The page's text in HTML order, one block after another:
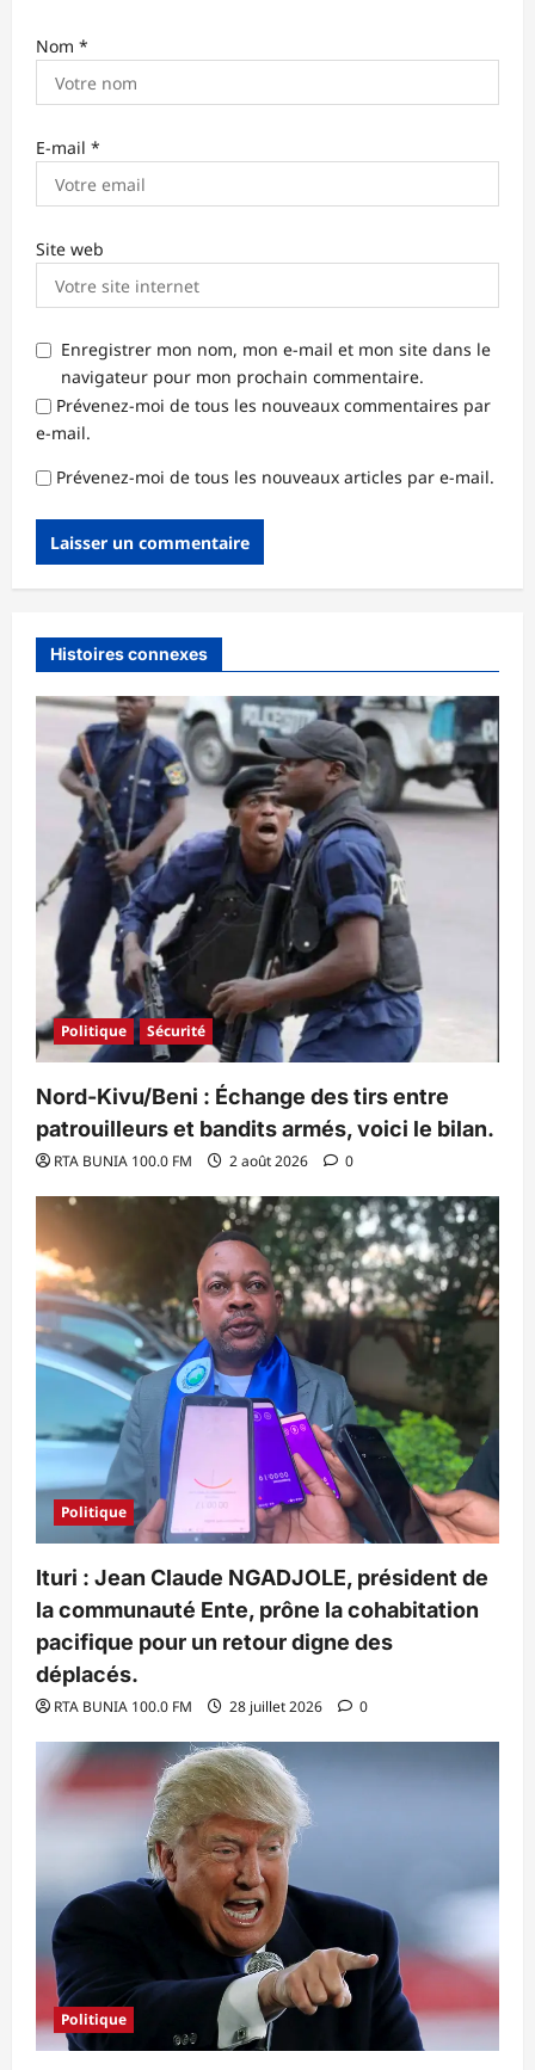
Nom *
E-mail *
Site web
Enregistrer mon nom, mon e-mail et mon site dans le
navigateur pour mon prochain commentaire.
Prévenez-moi de tous les nouveaux commentaires par
e-mail.
Prévenez-moi de tous les nouveaux articles par e-mail.
Histoires connexes
Politique Sécurité
Nord-Kivu/Beni : Échange des tirs entre
patrouilleurs et bandits armés, voici le bilan.
RTA BUNIA 100.0 FM 2 août 2026 0
Politique
Ituri : Jean Claude NGADJOLE, président de
la communauté Ente, prône la cohabitation
pacifique pour un retour digne des
déplacés.
RTA BUNIA 100.0 FM 28 juillet 2026 0
Politique